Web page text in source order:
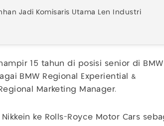
Jadi Komisaris Utama Len Industri
15 tahun di posisi senior di BMW
BMW Regional Experiential &
Marketing Manager.
ke Rolls-Royce Motor Cars